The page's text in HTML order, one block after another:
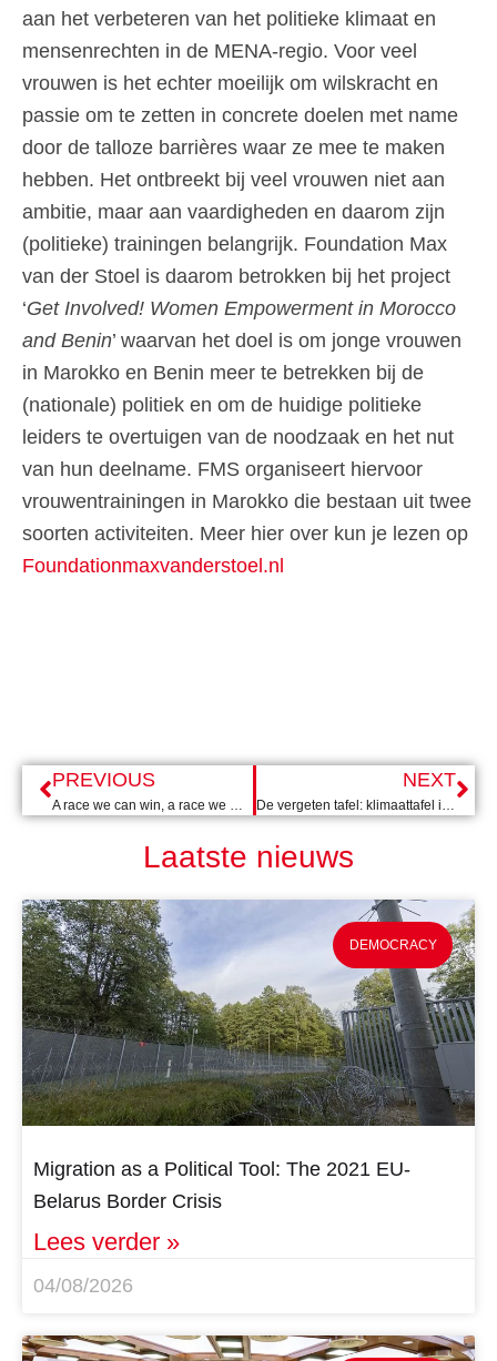
aan het verbeteren van het politieke klimaat en
mensenrechten in de MENA-regio. Voor veel
vrouwen is het echter moeilijk om wilskracht en
passie om te zetten in concrete doelen met name
door de talloze barrières waar ze mee te maken
hebben. Het ontbreekt bij veel vrouwen niet aan
ambitie, maar aan vaardigheden en daarom zijn
(politieke) trainingen belangrijk. Foundation Max
van der Stoel is daarom betrokken bij het project
‘Get Involved! Women Empowerment in Morocco
and Benin’ waarvan het doel is om jonge vrouwen
in Marokko en Benin meer te betrekken bij de
(nationale) politiek en om de huidige politieke
leiders te overtuigen van de noodzaak en het nut
van hun deelname. FMS organiseert hiervoor
vrouwentrainingen in Marokko die bestaan uit twee
soorten activiteiten. Meer hier over kun je lezen op
Foundationmaxvanderstoel.nl
PREVIOUS NEXT
Laatste nieuws
DEMOCRACY
Migration as a Political Tool: The 2021 EU-
Belarus Border Crisis
Lees verder »
04/08/2026